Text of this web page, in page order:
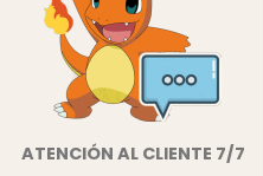
ATENCIÓN AL CLIENTE 7/7